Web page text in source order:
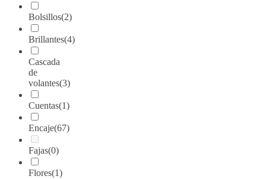
Bolsillos(2)
Brillantes(4)
Cascada
de
volantes(3)
Cuentas(1)
Encaje(67)
Fajas(0)
Flores(1)